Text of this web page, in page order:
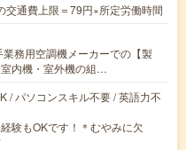
通費上限＝79円×所定労働時間
業務用空調機メーカーでの【製
内機・室外機の組…
/ パソコンスキル不要 / 英語力不
験もOKです！＊むやみに欠